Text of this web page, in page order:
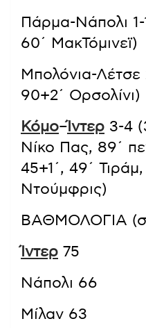
Πάρμα-Νάπολι
60΄ ΜακΤόμινεϊ)
Μπολόνια-
90+2΄ Ορσολίνι)
Κόμο–Ίντερ 3-4
Νίκο Πας, 89΄
45+1΄, 49΄ Τιράμ,
Ντούμφρις)
ΒΑΘΜΟΛΟΓΙΑ
Ίντερ 75
Νάπολι 66
Μίλαν 63